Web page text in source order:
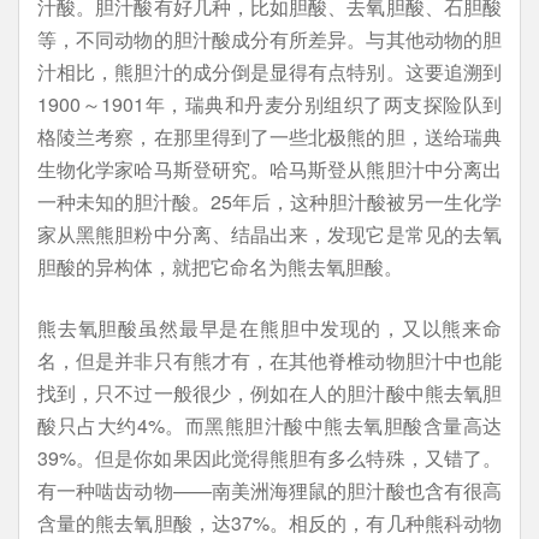
汁酸。胆汁酸有好几种，比如胆酸、去氧胆酸、石胆酸
等，不同动物的胆汁酸成分有所差异。与其他动物的胆
汁相比，熊胆汁的成分倒是显得有点特别。这要追溯到
1900～1901年，瑞典和丹麦分别组织了两支探险队到
格陵兰考察，在那里得到了一些北极熊的胆，送给瑞典
生物化学家哈马斯登研究。哈马斯登从熊胆汁中分离出
一种未知的胆汁酸。25年后，这种胆汁酸被另一生化学
家从黑熊胆粉中分离、结晶出来，发现它是常见的去氧
胆酸的异构体，就把它命名为熊去氧胆酸。
熊去氧胆酸虽然最早是在熊胆中发现的，又以熊来命
名，但是并非只有熊才有，在其他脊椎动物胆汁中也能
找到，只不过一般很少，例如在人的胆汁酸中熊去氧胆
酸只占大约4%。而黑熊胆汁酸中熊去氧胆酸含量高达
39%。但是你如果因此觉得熊胆有多么特殊，又错了。
有一种啮齿动物——南美洲海狸鼠的胆汁酸也含有很高
含量的熊去氧胆酸，达37%。相反的，有几种熊科动物